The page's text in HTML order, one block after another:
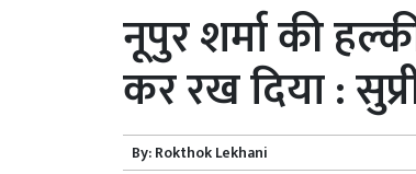
नूपुर शर्मा की
कर रख दिया :
By:Rokthok Lekhani